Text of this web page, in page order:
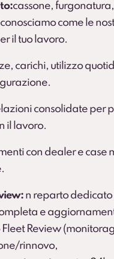
rischio di addebitiper
con BOTT.
cassone,
come le
il tuo lavoro.
carichi, utilizzo
consolidate per
il lavoro.
con dealer e case
n reparto dedicato
e
Review
rinnovo,